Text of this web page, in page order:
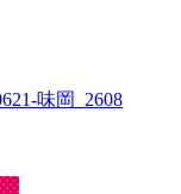
味岡_2608